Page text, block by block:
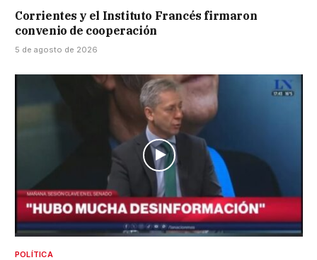
Corrientes y el Instituto Francés firmaron
convenio de cooperación
5 de agosto de 2026
POLÍTICA